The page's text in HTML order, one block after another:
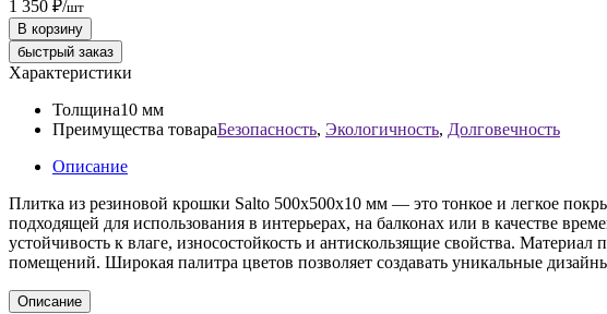
1 350 ₽/шт
В корзину
быстрый заказ
Характеристики
Толщина10 мм
Преимущества товараБезопасность, Экологичность, Долговечность
Описание
Плитка из резиновой крошки Salto 500x500x10 мм — это тонкое и легкое
подходящей для использования в интерьерах, на балконах или в качестве
устойчивость к влаге, износостойкость и антискользящие свойства.
помещений. Широкая палитра цветов позволяет создавать уникальные
Описание